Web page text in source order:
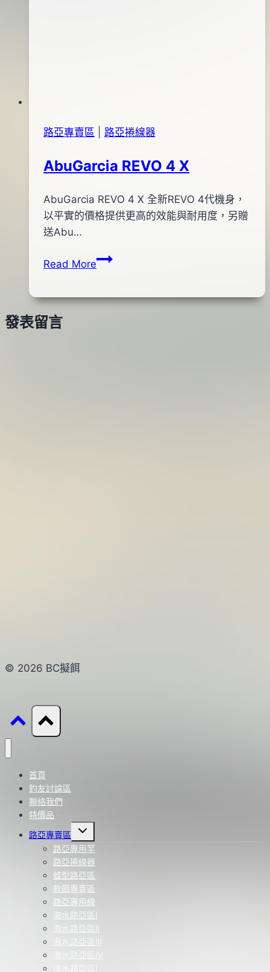
路亞專賣區 路亞捲線器
AbuGarcia REVO 4 X
Bybc
pro-
shop
2018
年
07
14
AbuGarcia REVO 4 X 全新REVO 4代機身，
以平實的價格提供更高的效能與耐用度，另贈
送Abu…
Read MoreAbuGarcia
X
發表留言
© 2026 BC擬餌
首頁
釣友討論區
聯絡我們
特價品
路亞專賣區
Toggle
menu
路亞專用竿
路亞捲線器
蛙型路亞區
軟餌專賣區
路亞專用線
海水路亞區Ⅰ
海水路亞區Ⅱ
海水路亞區Ⅲ
海水路亞區Ⅳ
淡水路亞區Ⅰ